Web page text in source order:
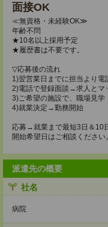
面接OK
≪無資格・未経験OK≫
年齢不問
★10名以上採用予定
★履歴書は不要です。
▽応募後の流れ
1)翌営業日までに担当より電
2)電話で登録面談→求人とマ
3)ご希望の施設で、職場見学
4)就業決定→勤務開始
応募→就業まで最短3日＆10
開始希望日はご相談ください
派遣先の概要
社名
病院